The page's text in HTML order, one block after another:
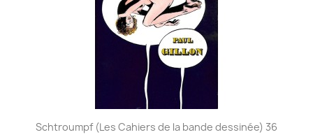
Schtroumpf (Les Cahiers de la bande dessinée) 36